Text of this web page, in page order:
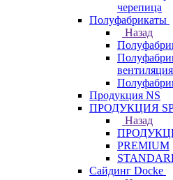
черепица
Полуфабрикаты
Назад
вентиляция
Продукция NS
ПРОДУКЦИЯ
Назад
PREMIUM
Сайдинг Docke